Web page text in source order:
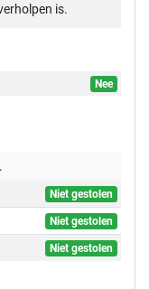
is.
Nee
Niet gestolen
Niet gestolen
Niet gestolen